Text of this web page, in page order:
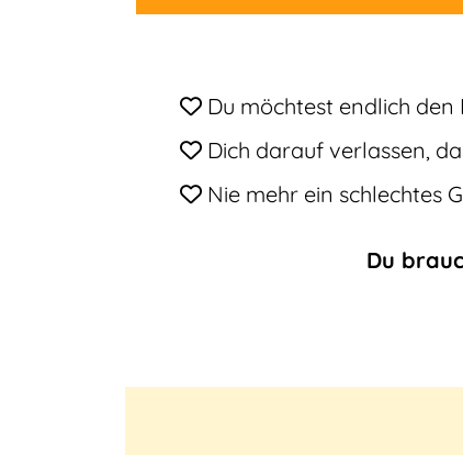
Du möchtest endlich
Dich darauf verlassen,
Nie mehr ein schlechtes
Du